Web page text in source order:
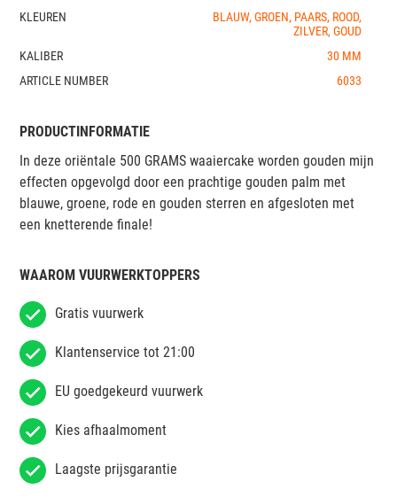
KLEUREN
BLAUW, GROEN, PAARS, ROOD,
ZILVER, GOUD
KALIBER
30 MM
ARTICLE NUMBER
6033
PRODUCTINFORMATIE
In deze oriëntale 500 GRAMS waaiercake worden gouden mijn
effecten opgevolgd door een prachtige gouden palm met
blauwe, groene, rode en gouden sterren en afgesloten met
een knetterende finale!
WAAROM VUURWERKTOPPERS
Gratis vuurwerk
Klantenservice tot 21:00
EU goedgekeurd vuurwerk
Kies afhaalmoment
Laagste prijsgarantie